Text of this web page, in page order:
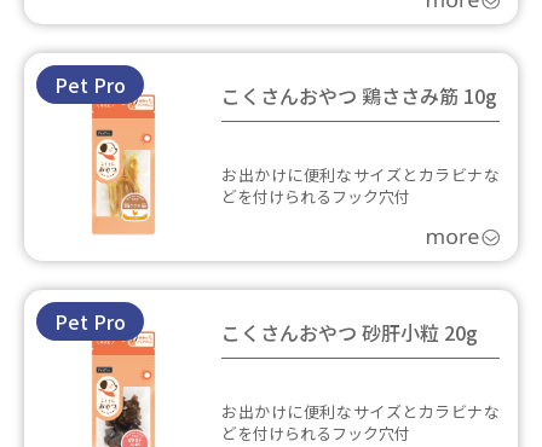
Pet Pro こくさんおやつ 鶏ささみ筋 10g
お出かけに便利なサイズとカラビナな
どを付けられるフック穴付
Pet Pro こくさんおやつ 砂肝小粒 20g
お出かけに便利なサイズとカラビナな
どを付けられるフック穴付